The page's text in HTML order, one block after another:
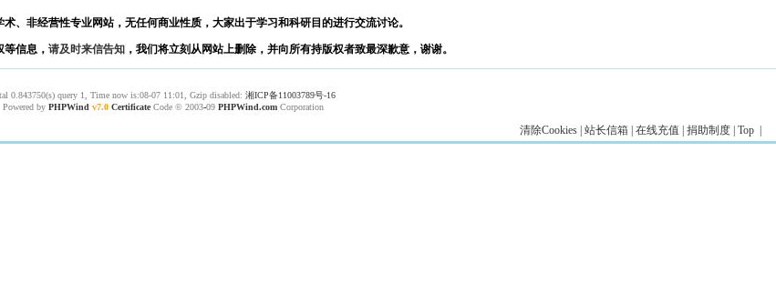
、非经营性专业网站，无任何商业性质，大家出于学习和科研目的进行交流讨论。
信息， 请及时来信告知 ，我们将立刻从网站上删除，并向所有持版权者致最深歉意，谢谢。
0.843750(s) query 1, Time now is:08-07 11:01, Gzip disabled: 湘ICP备11003789号-16
Powered by PHPWind v7.0 CertificateCode © 2003-09 PHPWind.comCorporation
清除Cookies| 站长信箱 | 在线充值 | 捐助制度| Top|